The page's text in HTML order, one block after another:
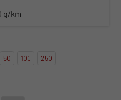
g/km
50 100 250